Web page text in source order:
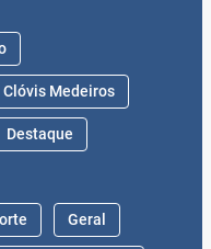
Clóvis Medeiros
Destaque
Geral